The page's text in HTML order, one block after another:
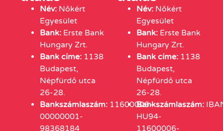
Név: Nőkért
Egyesület
Bank: Erste Bank
Hungary Zrt.
Bank címe: 1138
Budapest,
Népfürdő utca
26-28.
Bankszámlaszám: 11600006-
00000001-
98368184
Név: Nőkért
Egyesület
Bank: Erste Bank
Hungary Zrt.
Bank címe: 1138
Budapest,
Népfürdő utca
26-28.
Bankszámlaszám:
HU94-
11600006-